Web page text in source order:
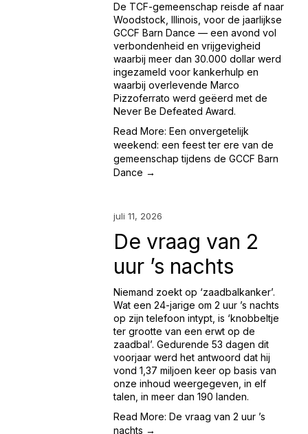
De TCF-gemeenschap reisde af naar
Woodstock, Illinois, voor de jaarlijkse
GCCF Barn Dance — een avond vol
verbondenheid en vrijgevigheid
waarbij meer dan 30.000 dollar werd
ingezameld voor kankerhulp en
waarbij overlevende Marco
Pizzoferrato werd geëerd met de
Never Be Defeated Award.
Read More: Een onvergetelijk
weekend: een feest ter ere van de
gemeenschap tijdens de GCCF Barn
Dance →
juli 11, 2026
De vraag van 2
uur ’s nachts
Niemand zoekt op ‘zaadbalkanker’.
Wat een 24-jarige om 2 uur ’s nachts
op zijn telefoon intypt, is ‘knobbeltje
ter grootte van een erwt op de
zaadbal’. Gedurende 53 dagen dit
voorjaar werd het antwoord dat hij
vond 1,37 miljoen keer op basis van
onze inhoud weergegeven, in elf
talen, in meer dan 190 landen.
Read More: De vraag van 2 uur ’s
nachts →